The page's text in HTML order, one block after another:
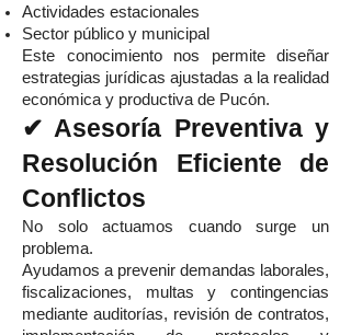
Actividades estacionales
Sector público y municipal
Este conocimiento nos permite diseñar
estrategias jurídicas ajustadas a la realidad
económica y productiva de Pucón.
✔ Asesoría Preventiva y
Resolución Eficiente de
Conflictos
No solo actuamos cuando surge un
problema.
Ayudamos a prevenir demandas laborales,
fiscalizaciones, multas y contingencias
mediante auditorías, revisión de contratos,